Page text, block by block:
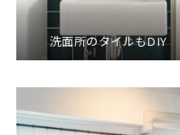
洗面所のタイルもDIY